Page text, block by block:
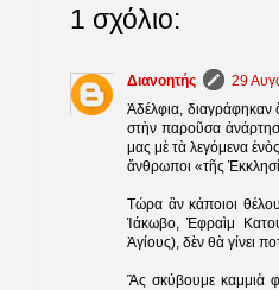
1 σχόλιο:
Διανοητής
29
Ἀδέλφια, διαγράφηκαν
στὴν παροῦσα
μας μὲ τὰ λεγόμενα
ἄνθρωποι «τῆς
Τώρα ἂν κάποιοι
Ἰάκωβο, Ἐφραὶμ
Ἁγίους), δὲν θὰ γίνει
Ἂς σκύβουμε καμμιὰ